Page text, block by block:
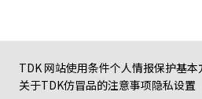
TDK 网站使用条件个人情报保护基本
关于TDK仿冒品的注意事项隐私设置